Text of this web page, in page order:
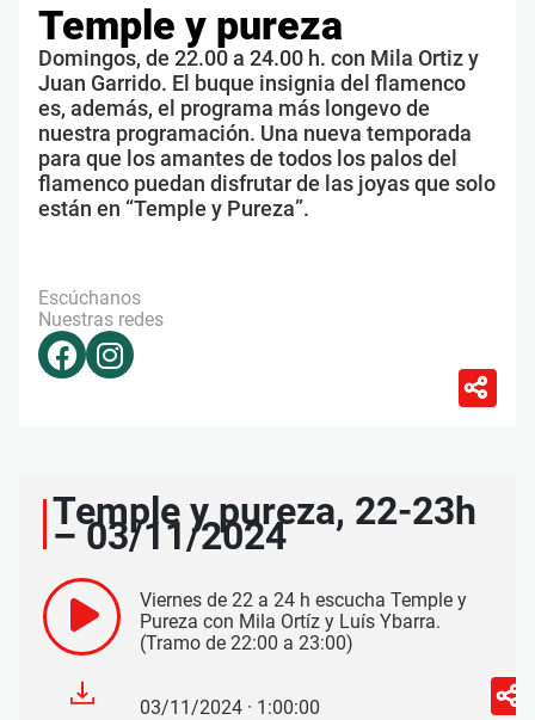
Temple y pureza
Domingos, de 22.00 a 24.00 h. con Mila Ortiz y
Juan Garrido. El buque insignia del flamenco
es, además, el programa más longevo de
nuestra programación. Una nueva temporada
para que los amantes de todos los palos del
flamenco puedan disfrutar de las joyas que solo
están en “Temple y Pureza”.
Escúchanos
Nuestras redes
Temple y pureza, 22-23h
– 03/11/2024
Viernes de 22 a 24 h escucha Temple y
Pureza con Mila Ortíz y Luís Ybarra.
(Tramo de 22:00 a 23:00)
03/11/2024 · 1:00:00